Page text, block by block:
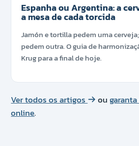
Espanha ou Argentina: a
a mesa de cada torcida
Jamón e tortilla pedem uma
pedem outra. O guia de
Krug para a final de hoje.
Ver todos os artigos ou
online.